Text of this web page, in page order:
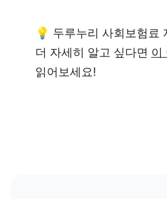
💡 두루누리 사회보험료
더 자세히 알고 싶다면 이
읽어보세요!